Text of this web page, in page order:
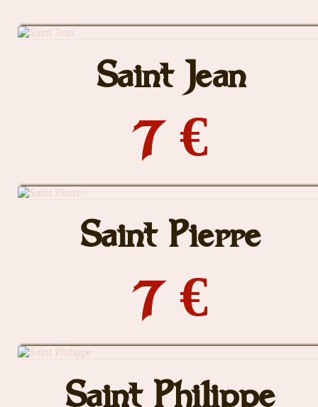
Saint Jean
7 €
Saint Pierre
7 €
Saint Philippe